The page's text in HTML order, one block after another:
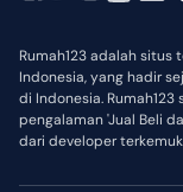
Rumah123 adalah
Indonesia, yang hadir
di Indonesia.
pengalaman 'Jual Beli
dari developer